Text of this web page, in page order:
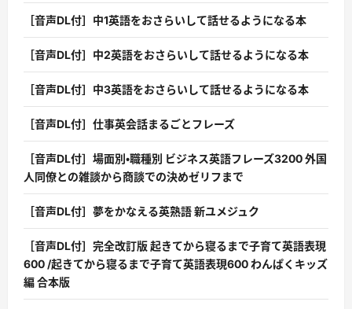
［音声DL付］中1英語をおさらいして話せるようになる本
［音声DL付］中2英語をおさらいして話せるようになる本
［音声DL付］中3英語をおさらいして話せるようになる本
［音声DL付］仕事英会話まるごとフレーズ
［音声DL付］場面別・職種別 ビジネス英語フレーズ3200 外国
人同僚との雑談から商談での決めゼリフまで
［音声DL付］夢をかなえる英熟語 新ユメジュク
［音声DL付］完全改訂版 起きてから寝るまで子育て英語表現
600 /起きてから寝るまで子育て英語表現600 わんぱくキッズ
編 合本版